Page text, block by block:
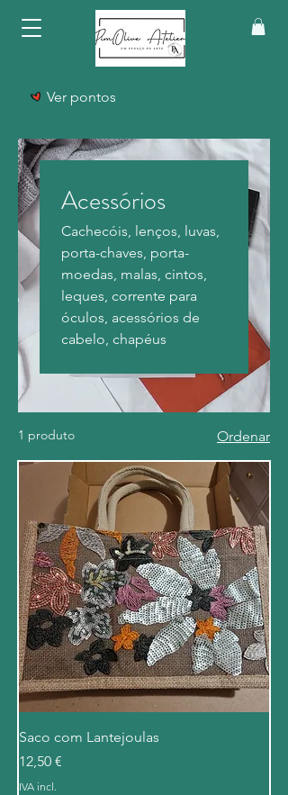
Ver pontos
Acessórios
Cachecóis, lenços, luvas,
porta-chaves, porta-
moedas, malas, cintos,
leques, corrente para
óculos, acessórios de
cabelo, chapéus
1 produto Ordenar
Saco com Lantejoulas
Preço
12,50 €
IVA incl.